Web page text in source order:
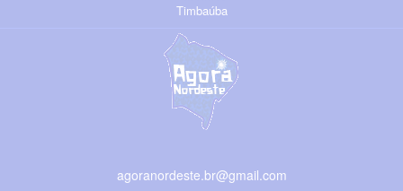
Timbaúba
agoranordeste.br@gmail.com